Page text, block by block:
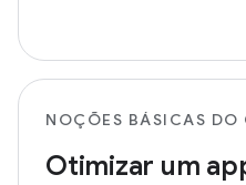
NOÇÕES BÁSICAS DO
Otimizar um